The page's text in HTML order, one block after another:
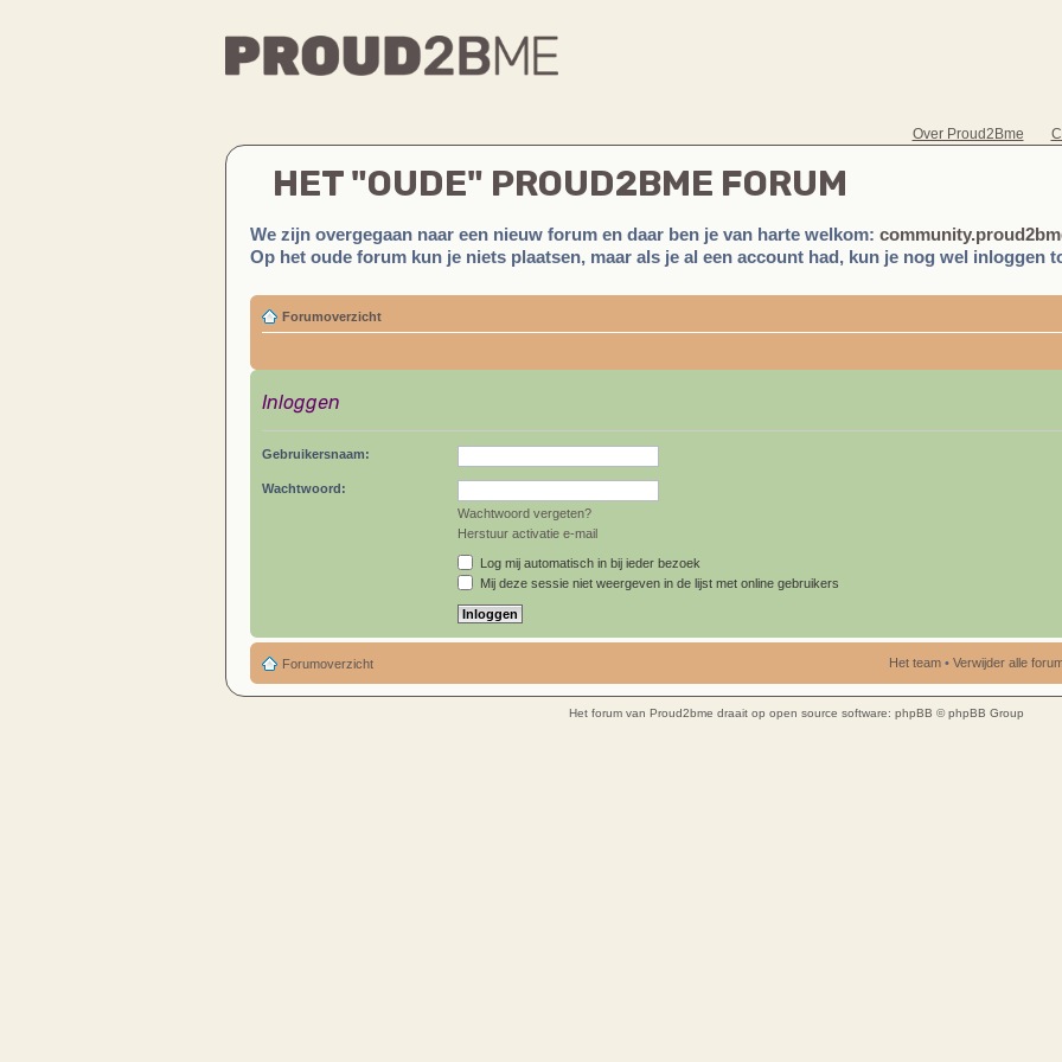
Over Proud2Bme
HET "OUDE" PROUD2BME FORUM
We zijn overgegaan naar een nieuw forum en daar ben je van harte welkom:
Op het oude forum kun je niets plaatsen, maar als je al een account had, kun je nog wel inloggen
Forumoverzicht
Inloggen
Gebruikersnaam:
Wachtwoord:
Wachtwoord vergeten?
Herstuur activatie e-mail
Log mij automatisch in bij ieder bezoek
Mij deze sessie niet weergeven in de lijst met online gebruikers
Forumoverzicht Het team• Verwijder alle
Het forum van Proud2bme draait op open source software: phpBB © phpBB Group